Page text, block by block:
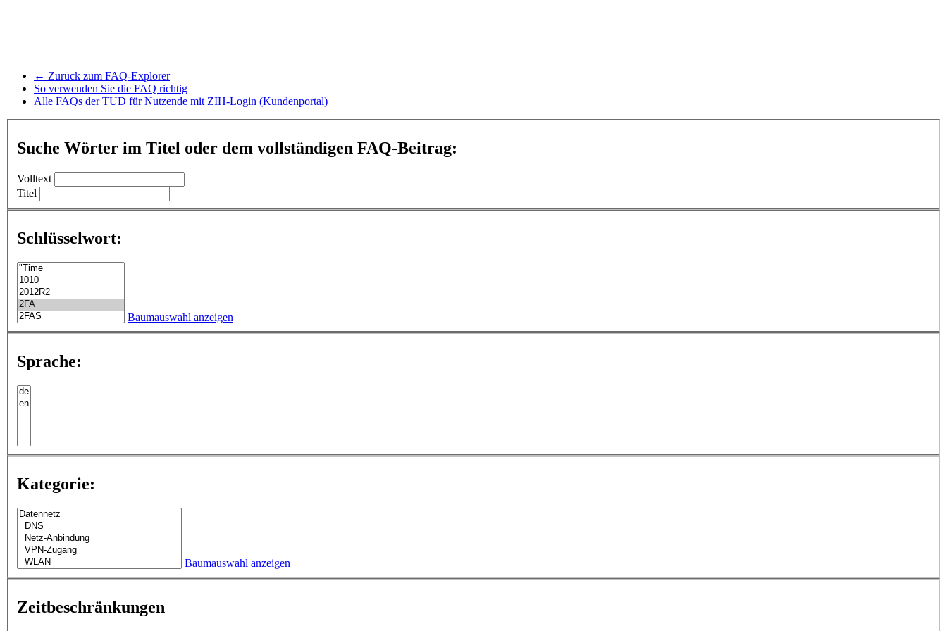
← Zurück zum FAQ-Explorer
So verwenden Sie die FAQ richtig
Alle FAQs der TUD für Nutzende mit ZIH-Login (Kundenportal)
Suche Wörter im Titel oder dem vollständigen FAQ-Beitrag:
Volltext
Titel
Schlüsselwort:
Baumauswahl anzeigen
Sprache:
Kategorie:
Baumauswahl anzeigen
Zeitbeschränkungen